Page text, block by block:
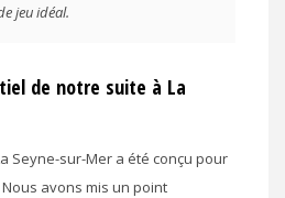
jeu idéal.
de notre suite à La
Seyne-sur-Mer a été conçu pour
avons mis un point